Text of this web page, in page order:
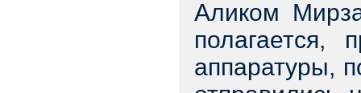
Аликом
полагается,
аппаратуры,